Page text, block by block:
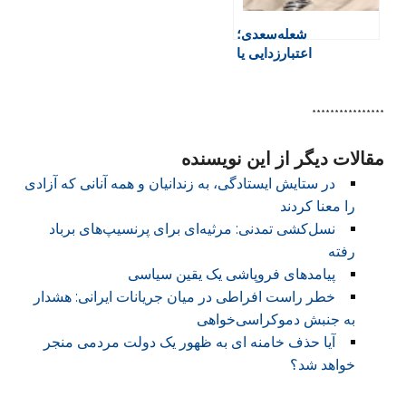
شعله‌سعدی؛
اعتبارزدایی یا
****************
مقالات دیگر از این نویسنده
در ستایش ایستادگی، به زندانیان و همه آنانی که آزادی
را معنا کردند
نسل‌کشی تمدنی: مرثیه‌ای برای پرنسیپ‌های برباد
رفته
پیامدهای فروپاشی یک یقین سیاسی
خطر راست افراطی در میان جریانات ایرانی: هشدار
به جنبش دموکراسی‌خواهی
آیا حذف خامنه ای به ظهور یک دولت مردمی منجر
خواهد شد؟